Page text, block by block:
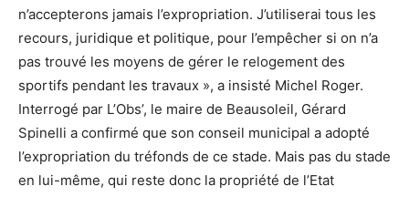
n’accepterons jamais l’expropriation. J’utiliserai tous les
recours, juridique et politique, pour l’empêcher si on n’a
pas trouvé les moyens de gérer le relogement des
sportifs pendant les travaux », a insisté Michel Roger.
Interrogé par L’Obs’, le maire de Beausoleil, Gérard
Spinelli a confirmé que son conseil municipal a adopté
l’expropriation du tréfonds de ce stade. Mais pas du stade
en lui-même, qui reste donc la propriété de l’Etat